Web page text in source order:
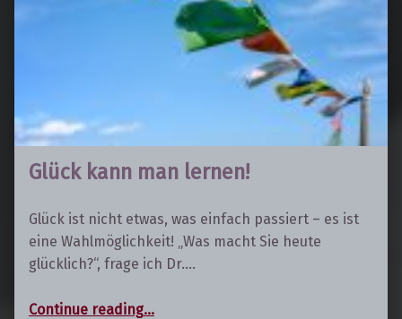
Glück kann man lernen!
Glück ist nicht etwas, was einfach passiert – es ist
eine Wahlmöglichkeit! „Was macht Sie heute
glücklich?“, frage ich Dr.…
Continue reading…